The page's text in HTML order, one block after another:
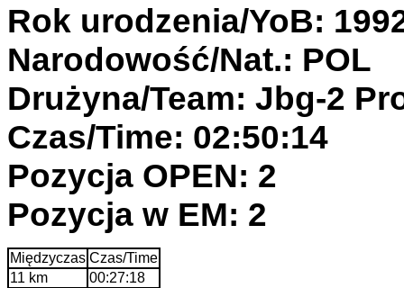
Rok urodzenia/YoB:
Narodowość/Nat.: POL
Drużyna/Team: Jbg-2
Czas/Time: 02:50:14
Pozycja OPEN: 2
Pozycja w EM: 2
Międzyczas Czas/Time
11 km
00:27:18